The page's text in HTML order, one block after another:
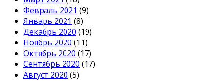
Февраль 2021 (9)
Январь 2021 (8)
Декабрь 2020 (19)
Ноябрь 2020 (11)
Октябрь 2020 (17)
Сентябрь 2020 (17)
Август 2020 (5)